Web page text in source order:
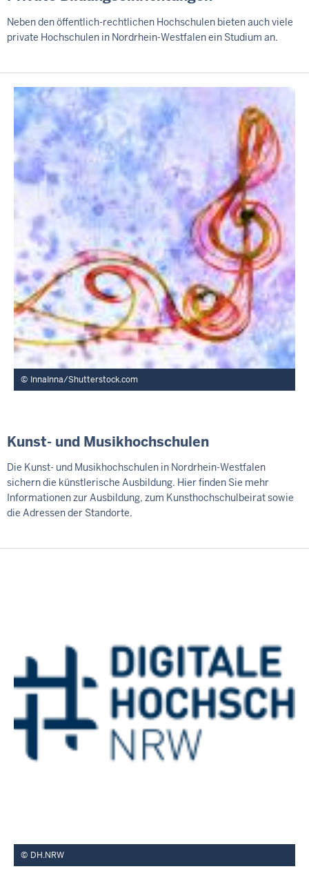
Neben den öffentlich-rechtlichen Hochschulen bieten auch viele
private Hochschulen in Nordrhein-Westfalen ein Studium an.
InnaInna/Shutterstock.com
Kunst- und Musikhochschulen
Die Kunst- und Musikhochschulen in Nordrhein-Westfalen
sichern die künstlerische Ausbildung. Hier finden Sie mehr
Informationen zur Ausbildung, zum Kunsthochschulbeirat sowie
die Adressen der Standorte.
DH.NRW